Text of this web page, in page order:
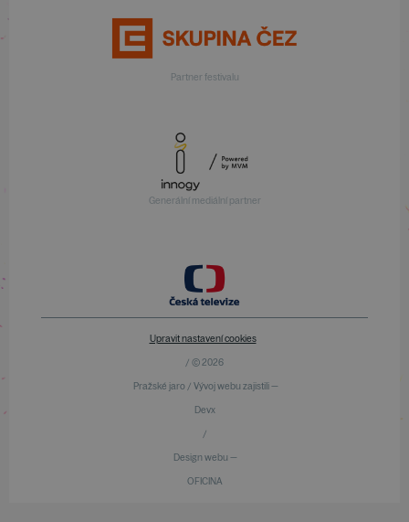
Partner festivalu
Generální mediální partner
Upravit nastavení cookies
/ © 2026
Pražské jaro / Vývoj webu zajistili —
Devx
/
Design webu —
OFICINA